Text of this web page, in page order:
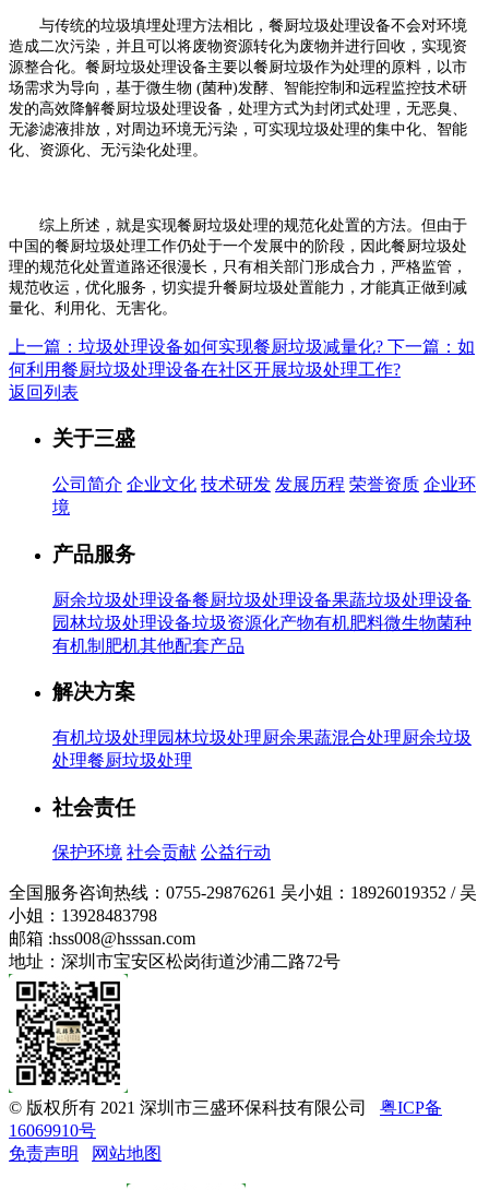
与传统的垃圾填埋处理方法相比，餐厨垃圾处理设备不会对环境
造成二次污染，并且可以将废物资源转化为废物并进行回收，实现资
源整合化。餐厨垃圾处理设备主要以餐厨垃圾作为处理的原料，以市
场需求为导向，基于微生物 (菌种)发酵、智能控制和远程监控技术研
发的高效降解餐厨垃圾处理设备，处理方式为封闭式处理，无恶臭、
无渗滤液排放，对周边环境无污染，可实现垃圾处理的集中化、智能
化、资源化、无污染化处理。
综上所述，就是实现餐厨垃圾处理的规范化处置的方法。但由于
中国的餐厨垃圾处理工作仍处于一个发展中的阶段，因此餐厨垃圾处
理的规范化处置道路还很漫长，只有相关部门形成合力，严格监管，
规范收运，优化服务，切实提升餐厨垃圾处置能力，才能真正做到减
量化、利用化、无害化。
上一篇：垃圾处理设备如何实现餐厨垃圾减量化? 下一篇：如
何利用餐厨垃圾处理设备在社区开展垃圾处理工作?
返回列表
关于三盛
公司简介 企业文化 技术研发 发展历程 荣誉资质 企业环
境
产品服务
厨余垃圾处理设备餐厨垃圾处理设备果蔬垃圾处理设备
园林垃圾处理设备垃圾资源化产物有机肥料微生物菌种
有机制肥机其他配套产品
解决方案
有机垃圾处理园林垃圾处理厨余果蔬混合处理厨余垃圾
处理餐厨垃圾处理
社会责任
保护环境 社会贡献 公益行动
全国服务咨询热线： 0755-29876261 吴小姐：18926019352 / 吴
小姐：13928483798
邮箱 :hss008@hsssan.com
地址：深圳市宝安区松岗街道沙浦二路72号
© 版权所有 2021 深圳市三盛环保科技有限公司 粤ICP备
16069910号
免责声明
网站地图